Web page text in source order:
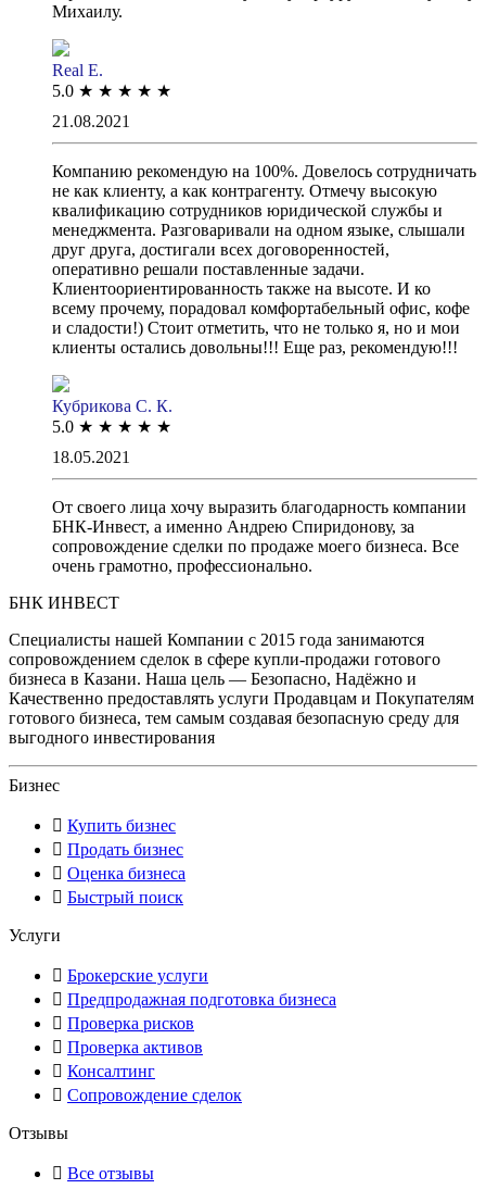
Михаилу.
Real E.
5.0 ★ ★ ★ ★ ★
21.08.2021
Компанию рекомендую на 100%. Довелось сотрудничать
не как клиенту, а как контрагенту. Отмечу высокую
квалификацию сотрудников юридической службы и
менеджмента. Разговаривали на одном языке, слышали
друг друга, достигали всех договоренностей,
оперативно решали поставленные задачи.
Клиентоориентированность также на высоте. И ко
всему прочему, порадовал комфортабельный офис, кофе
и сладости!) Стоит отметить, что не только я, но и мои
клиенты остались довольны!!! Еще раз, рекомендую!!!
Кубрикова С. К.
5.0 ★ ★ ★ ★ ★
18.05.2021
От своего лица хочу выразить благодарность компании
БНК-Инвест, а именно Андрею Спиридонову, за
сопровождение сделки по продаже моего бизнеса. Все
очень грамотно, профессионально.
БНК ИНВЕСТ
Специалисты нашей Компании с 2015 года занимаются
сопровождением сделок в сфере купли-продажи готового
бизнеса в Казани. Наша цель — Безопасно, Надёжно и
Качественно предоставлять услуги Продавцам и Покупателям
готового бизнеса, тем самым создавая безопасную среду для
выгодного инвестирования
Бизнес
Купить бизнес
Продать бизнес
Оценка бизнеса
Быстрый поиск
Услуги
Брокерские услуги
Предпродажная подготовка бизнеса
Проверка рисков
Проверка активов
Консалтинг
Сопровождение сделок
Отзывы
Все отзывы